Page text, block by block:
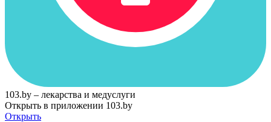
103.by – лекарства и медуслуги
Открыть в приложении 103.by
Открыть